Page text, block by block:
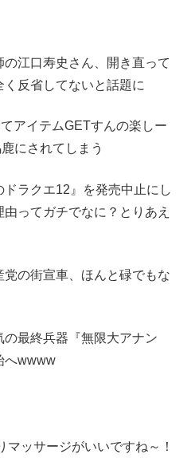
の江口寿史さん、開き直って
反省してないと話題に
アイテムGETすんの楽しー
にされてしまう
ドラクエ12』を発売中止にし
ってガチでなに？とりあえ
党の街宣車、ほんと碌でもな
の最終兵器『無限大アナン
へwwww
マッサージがいいですね～！